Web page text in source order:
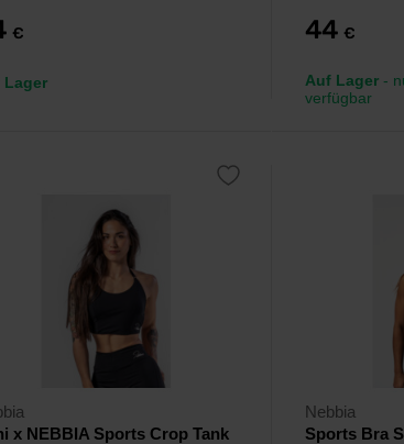
€
Lager
44 €
Auf Lager -
verfügbar
x NEBBIA Sports Crop Tank
Nebbia
Sports Bra